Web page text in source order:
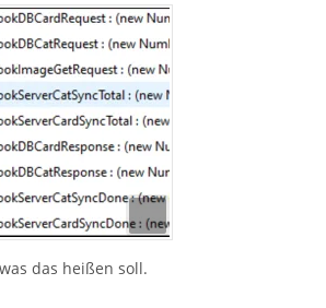
das heißen soll.